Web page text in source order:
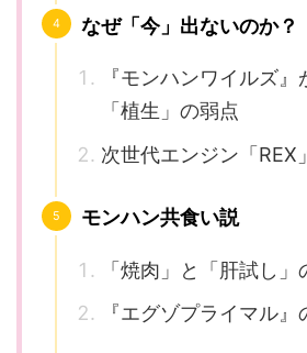
なぜ「今」出ないのか？
『モンハンワイルズ
「植生」の弱点
次世代エンジン「REX
モンハン共食い説
「焼肉」と「肝試し」
『エグゾプライマル』